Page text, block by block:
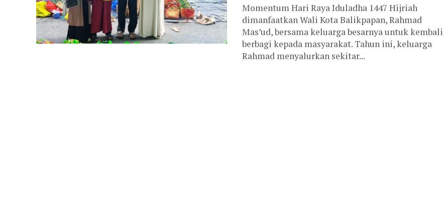
Momentum Hari Raya Iduladha 1447 Hijriah
dimanfaatkan Wali Kota Balikpapan, Rahmad
Mas’ud, bersama keluarga besarnya untuk kembali
berbagi kepada masyarakat. Tahun ini, keluarga
Rahmad menyalurkan sekitar...